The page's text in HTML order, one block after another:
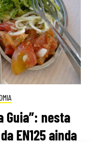
Guia”: nesta
EN125 ainda